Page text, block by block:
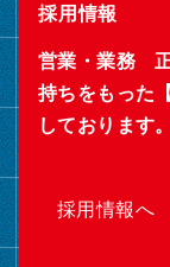
採用情報
営業・業務
持ちをもった
しております。
採用情報へ